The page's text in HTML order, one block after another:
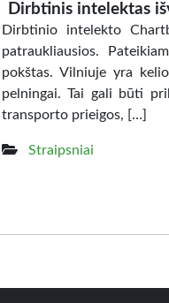
Dirbtinis intelektas
Dirbtinio intelekto
patraukliausios.
pokštas. Vilniuje yra
pelningai. Tai gali būti
transporto prieigos, […]
Straipsniai